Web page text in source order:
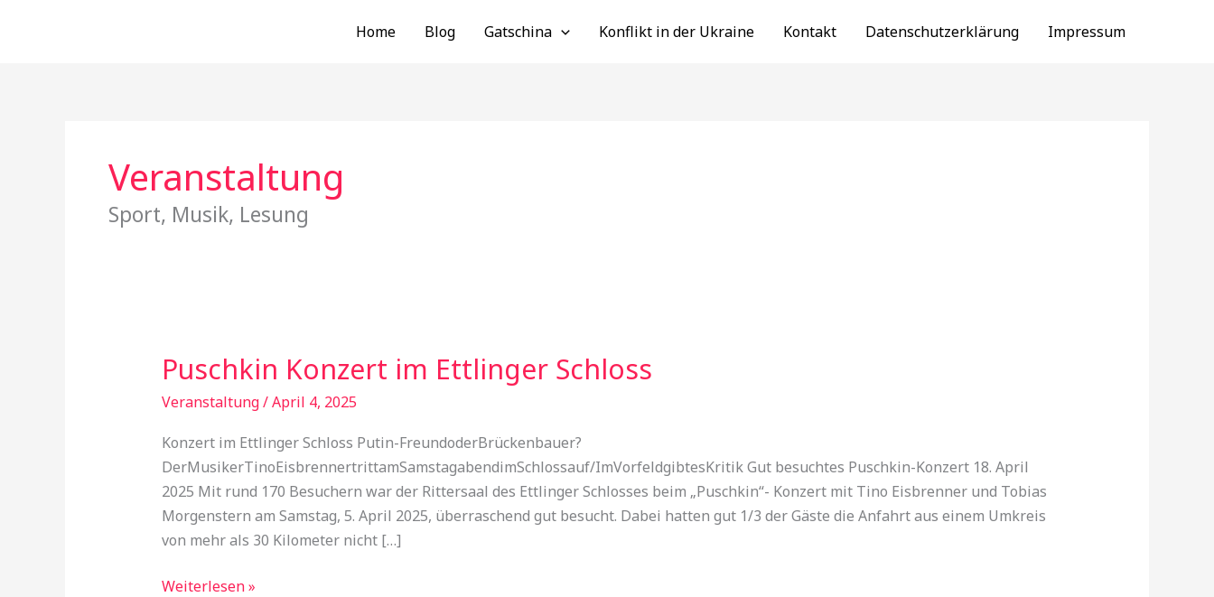
Home Blog Gatschina Konflikt in der Ukraine Kontakt Datenschutzerklärung Impressum
Veranstaltung
Sport, Musik, Lesung
Puschkin Konzert im Ettlinger Schloss
Veranstaltung/April 4, 2025
Konzert im Ettlinger Schloss Putin-FreundoderBrückenbauer?
DerMusikerTinoEisbrennertrittamSamstagabendimSchlossauf/ImVorfeldgibtesKritik Gut besuchtes Puschkin-Konzert 18. April
2025 Mit rund 170 Besuchern war der Rittersaal des Ettlinger Schlosses beim „Puschkin“- Konzert mit Tino Eisbrenner und Tobias
Morgenstern am Samstag, 5. April 2025, überraschend gut besucht. Dabei hatten gut 1/3 der Gäste die Anfahrt aus einem Umkreis
von mehr als 30 Kilometer nicht […]
Puschkin
im
Ettlinger
Schloss
Weiterlesen »